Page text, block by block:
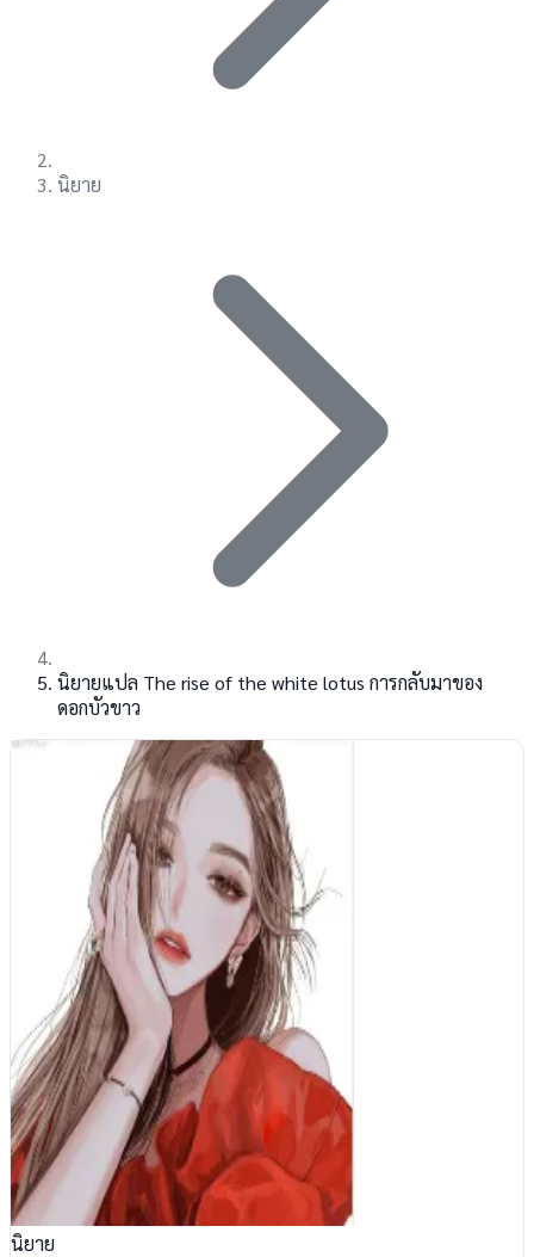
นิยาย
นิยายแปล The rise of the white lotus การกลับมาของ
ดอกบัวขาว
นิยาย